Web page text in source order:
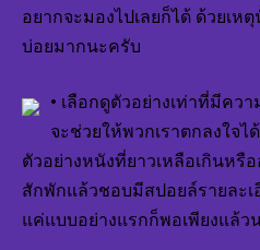
อยากจะมองไปเลยก็ได้ ด้วยเ
บ่อยมากนะครับ
• เลือกดูตัวอย่างเท่าที่มีคว
จะช่วยให้พวกเราตกลงใจ
ตัวอย่างหนังที่ยาวเหลือเกินหรื
สักพักแล้วชอบมีสปอยล์รายละ
แค่แบบอย่างแรกก็พอเพียงแล้ว